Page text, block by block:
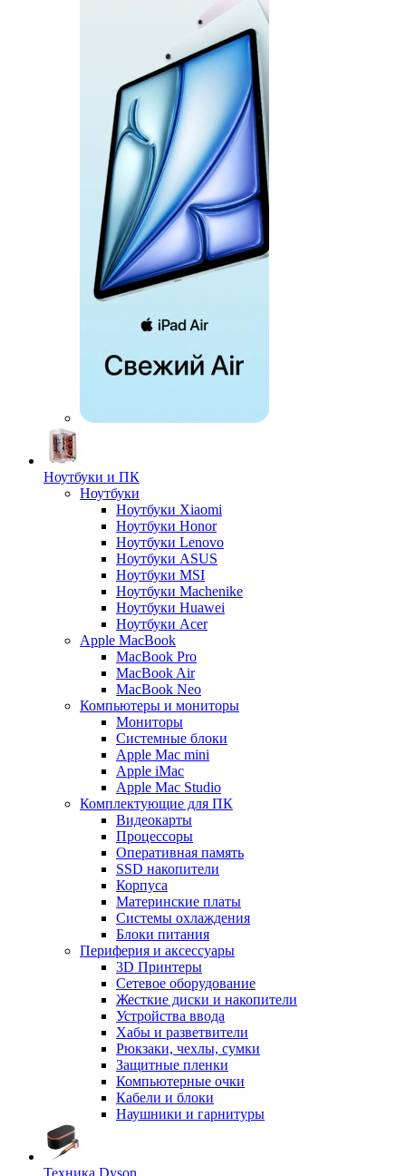
Ноутбуки и ПК
Ноутбуки
Ноутбуки Xiaomi
Ноутбуки Honor
Ноутбуки Lenovo
Ноутбуки ASUS
Ноутбуки MSI
Ноутбуки Machenike
Ноутбуки Huawei
Ноутбуки Acer
Apple MacBook
MacBook Pro
MacBook Air
MacBook Neo
Компьютеры и мониторы
Мониторы
Системные блоки
Apple Mac mini
Apple iMac
Apple Mac Studio
Комплектующие для ПК
Видеокарты
Процессоры
Оперативная память
SSD накопители
Корпуса
Материнские платы
Системы охлаждения
Блоки питания
Периферия и аксессуары
3D Принтеры
Сетевое оборудование
Жесткие диски и накопители
Устройства ввода
Хабы и разветвители
Рюкзаки, чехлы, сумки
Защитные пленки
Компьютерные очки
Кабели и блоки
Наушники и гарнитуры
Техника Dyson